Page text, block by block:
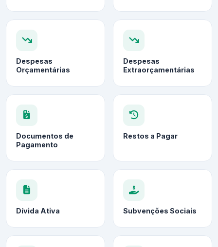
Despesas
Orçamentárias
Despesas
Extraorçamentárias
Documentos de
Pagamento
Restos a Pagar
Dívida Ativa Subvenções Sociais